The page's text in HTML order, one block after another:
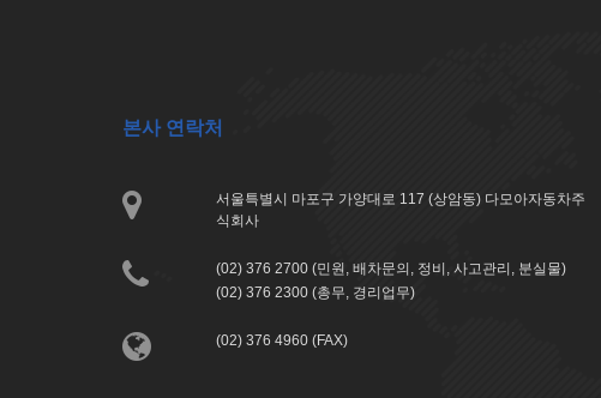
본사 연락처
서울특별시 마포구 가양대로 117 (상암동) 다모아자동차주
식회사
(02) 376 2700 (민원, 배차문의, 정비, 사고관리, 분실물)
(02) 376 2300 (총무, 경리업무)
(02) 376 4960 (FAX)